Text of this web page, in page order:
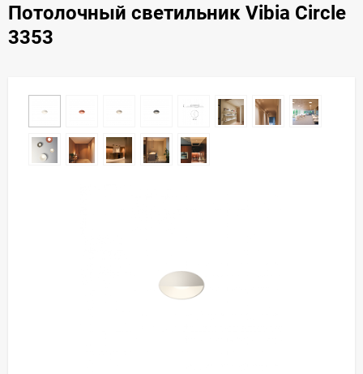
Потолочный светильник Vibia Circle
3353